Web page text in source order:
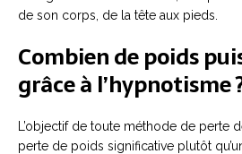
de son corps, de la tête aux pieds.
Combien de poids
grâce à l’hypnotisme
L’objectif de toute méthode de perte
perte de poids significative plutôt